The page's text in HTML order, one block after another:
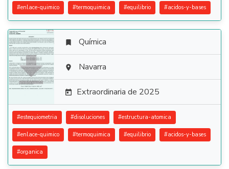
#enlace-quimico #termoquimica #equilibrio #acidos-y-bases

 Química
 Navarra
 Extraordinaria de 2025
#estequiometria #disoluciones #estructura-atomica
#enlace-quimico #termoquimica #equilibrio #acidos-y-bases
#organica